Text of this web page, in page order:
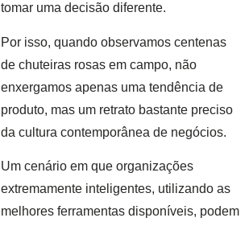
tomar uma decisão diferente.
Por isso, quando observamos centenas
de chuteiras rosas em campo, não
enxergamos apenas uma tendência de
produto, mas um retrato bastante preciso
da cultura contemporânea de negócios.
Um cenário em que organizações
extremamente inteligentes, utilizando as
melhores ferramentas disponíveis, podem